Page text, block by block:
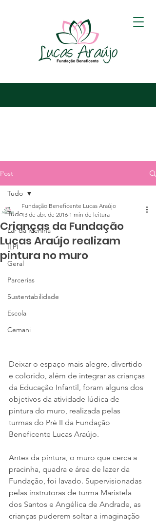
Post
Tudo
Lar da Menina
ILPI
Geral
Parcerias
Sustentabilidade
Escola
Cemani
Tudo
Crianças da Fundação
Lucas Araújo realizam
pintura no muro
Fundação Beneficente Lucas Araújo
13 de abr. de 2016 1 min de leitura
Deixar o espaço mais alegre, divertido
e colorido, além de integrar as crianças
da Educação Infantil, foram alguns dos
objetivos da atividade lúdica de
pintura do muro, realizada pelas
turmas do Pré II da Fundação
Beneficente Lucas Araújo.
Antes da pintura, o muro que cerca a
pracinha, quadra e área de lazer da
Fundação, foi lavado. Supervisionadas
pelas instrutoras de turma Maristela
dos Santos e Angélica de Andrade, as
crianças puderem soltar a imaginação